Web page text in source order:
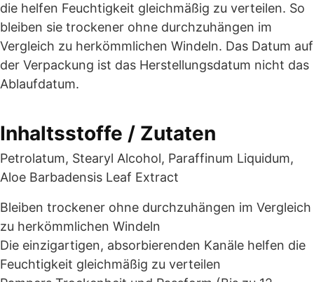
die helfen Feuchtigkeit gleichmäßig zu verteilen. So
bleiben sie trockener ohne durchzuhängen im
Vergleich zu herkömmlichen Windeln. Das Datum auf
der Verpackung ist das Herstellungsdatum nicht das
Ablaufdatum.
Inhaltsstoffe / Zutaten
Petrolatum, Stearyl Alcohol, Paraffinum Liquidum,
Aloe Barbadensis Leaf Extract
Bleiben trockener ohne durchzuhängen im Vergleich
zu herkömmlichen Windeln
Die einzigartigen, absorbierenden Kanäle helfen die
Feuchtigkeit gleichmäßig zu verteilen